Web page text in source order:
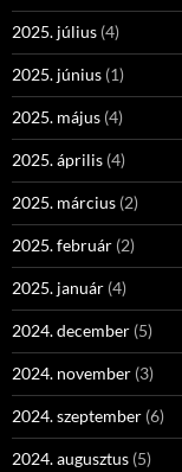
2025. július (4)
2025. június (1)
2025. május (4)
2025. április (4)
2025. március (2)
2025. február (2)
2025. január (4)
2024. december (5)
2024. november (3)
2024. szeptember (6)
2024. augusztus (5)